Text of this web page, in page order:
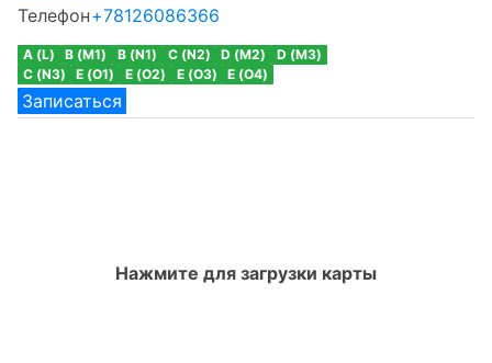
Телефон+78126086366
A (L) B (M1) B (N1) C (N2) D (M2)
D (M3)
C (N3)
E (O1) E (O2) E (O3) E (O4)
Записаться
Нажмите для загрузки карты